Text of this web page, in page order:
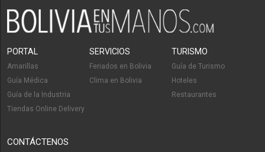
PORTAL
Amarillas
Guía Médica
Guía de la Industria
Tiendas Online Delivery
SERVICIOS
Feriados en Bolivia
Clima en Bolivia
TURISMO
Guía de Turismo
Hoteles
Restaurantes
CONTÁCTENOS